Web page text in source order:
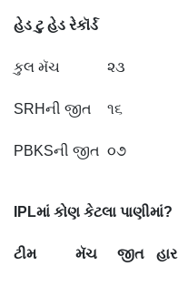
હેડ ટુ હેડ રેકૉર્ડ
કુલ મૅચ ૨૩
SRHની જીત ૧૬
PBKSની જીત ૦૭
IPLમાં કોણ કેટલા પાણીમાં?
ટીમ મૅચ જીત હાર